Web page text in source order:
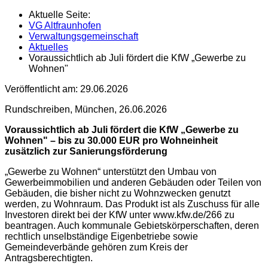
Aktuelle Seite:
VG Altfraunhofen
Verwaltungsgemeinschaft
Aktuelles
Voraussichtlich ab Juli fördert die KfW „Gewerbe zu
Wohnen"
Veröffentlicht am: 29.06.2026
Rundschreiben, München, 26.06.2026
Voraussichtlich ab Juli fördert die KfW „Gewerbe zu
Wohnen" – bis zu 30.000 EUR pro Wohneinheit
zusätzlich zur Sanierungsförderung
„Gewerbe zu Wohnen“ unterstützt den Umbau von
Gewerbeimmobilien und anderen Gebäuden oder Teilen von
Gebäuden, die bisher nicht zu Wohnzwecken genutzt
werden, zu Wohnraum. Das Produkt ist als Zuschuss für alle
Investoren direkt bei der KfW unter www.kfw.de/266 zu
beantragen. Auch kommunale Gebietskörperschaften, deren
rechtlich unselbständige Eigenbetriebe sowie
Gemeindeverbände gehören zum Kreis der
Antragsberechtigten.